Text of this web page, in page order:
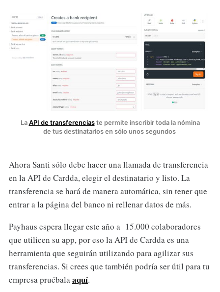
LaAPI de transferenciaste permite inscribir toda la nómina
de tus destinatarios en sólo unos segundos
Ahora Santi sólo debe hacer una llamada de transferencia
en la API de Cardda, elegir el destinatario y listo. La
transferencia se hará de manera automática, sin tener que
entrar a la página del banco ni rellenar datos de más.
Payhaus espera llegar este año a 15.000 colaboradores
que utilicen su app, por eso la API de Cardda es una
herramienta que seguirán utilizando para agilizar sus
transferencias. Si crees que también podría ser útil para tu
empresa pruébalaaquí.